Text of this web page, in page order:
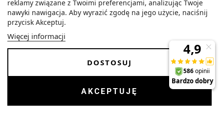
MINERAŁY
cynk
preparaty na zaparcia
preparaty na jelito drażliwe
probiotyki na trawienie
wrzody żołądka, zgaga,
refluks
reklamy związane z Twoimi preferencjami, analizując Twoje
nawyki nawigacja. Aby wyrazić zgodę na jego użycie, naciśnij
przycisk Akceptuj.
Więcej informacji
DOSTOSUJ
AKCEPTUJĘ